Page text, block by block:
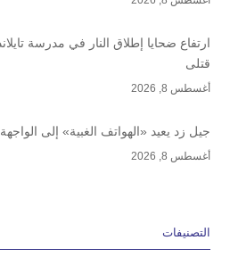
قتلى
أغسطس 8, 2026
جيل زد يعيد «الهواتف الغبية» إلى الواجهة
أغسطس 8, 2026
التصنيفات